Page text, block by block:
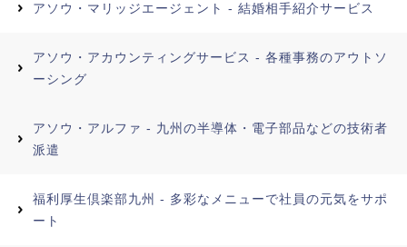
アソウ・マリッジエージェント - 結婚相手紹介サービス
アソウ・アカウンティングサービス - 各種事務のアウトソ
ーシング
アソウ・アルファ - 九州の半導体・電子部品などの技術者
派遣
福利厚生倶楽部九州 - 多彩なメニューで社員の元気をサポ
ート